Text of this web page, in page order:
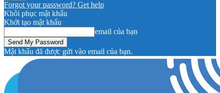
Forgot your password? Get help
Khôi phục mật khẩu
Khởi tạo mật khẩu
email của bạn
Mật khẩu đã được gửi vào email của bạn.